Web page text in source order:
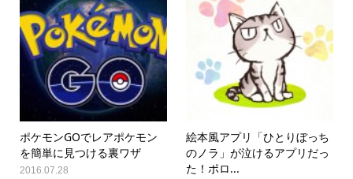
ポケモンGOでレアポケモン
を簡単に見つける裏ワザ
2016.07.28
絵本風アプリ「ひとりぼっち
のノラ」が泣けるアプリだっ
た！ポロ...